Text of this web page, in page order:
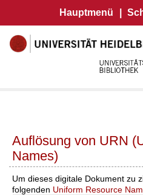
Hauptmenü
Auflösung von URN
Names)
Um dieses digitale Dokument zu
folgenden Uniform Resource